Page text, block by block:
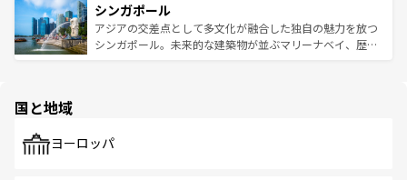
参照してほしい。
激する。気候は一年中温暖で、どの季節にも異なる楽しみ
が待っている。親しみやすいタイの人々、仏教を中心とし
た文化、そして多様な観光資源が、訪れる旅人を魅了し続
み、どこを訪れても感動するはず。観光スポットが密集し
ており、効率よく見どころを回れるのも魅力。息をのむよ
うな絶景から文化的な体験まで、香港を存分に楽しみ尽く
シンガポール
アジアの交差点として多文化が融合した独自の魅力を放つ
シンガポール。未来的な建築物が並ぶマリーナベイ、歴史
で、ホーカーズは地元の風情を楽しめる外せないスポット
国と地域
ヨーロッパ